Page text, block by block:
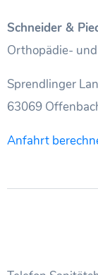
Schneider &
Orthopädie-
Sprendlinger
63069
Anfahrt